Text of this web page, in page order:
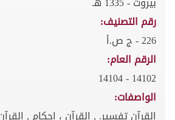
رقم التصنيف:
226 - ج ص.أ
الرقم العام:
14102 - 14104
الواصفات:
القرآن تفسير. , القرآن ، احكام ,